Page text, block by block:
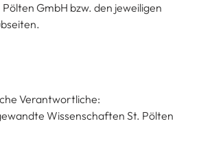
GmbH bzw. den jeweiligen
Verantwortliche:
Wissenschaften St. Pölten